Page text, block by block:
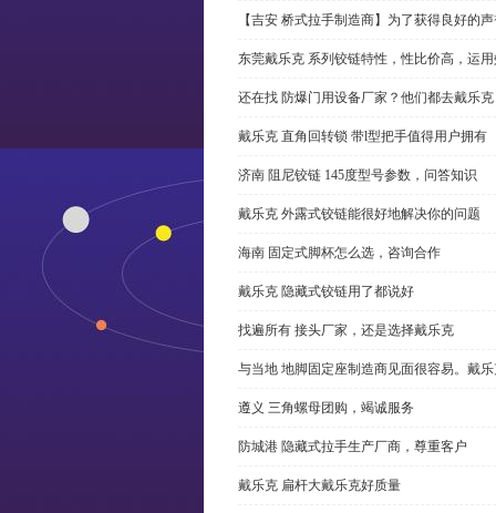
【吉安 桥式拉手制造商】为了获得良好的
东莞戴乐克 系列铰链特性，性比价高，运
还在找 防爆门用设备厂家？他们都去戴乐克
戴乐克 直角回转锁 带l型把手值得用户拥有
济南 阻尼铰链 145度型号参数，问答知识
戴乐克 外露式铰链能很好地解决你的问题
海南 固定式脚杯怎么选，咨询合作
戴乐克 隐藏式铰链用了都说好
找遍所有 接头厂家，还是选择戴乐克
与当地 地脚固定座制造商见面很容易。戴
遵义 三角螺母团购，竭诚服务
防城港 隐藏式拉手生产厂商，尊重客户
戴乐克 扁杆大戴乐克好质量